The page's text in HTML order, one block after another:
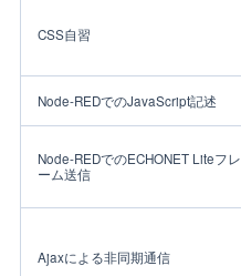
CSS自習
Node-REDでのJavaScript記述
Node-REDでのECHONET Liteフレ
ーム送信
Ajaxによる非同期通信